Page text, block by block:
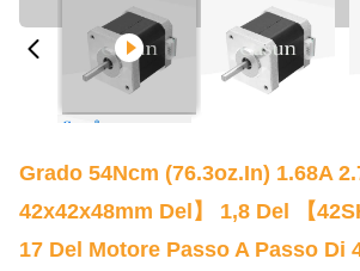
Grado 54Ncm (76.3oz.in) 1.68A
42x42x48mm Del】 1,8 Del 【
17 Del Motore Passo A Passo Di